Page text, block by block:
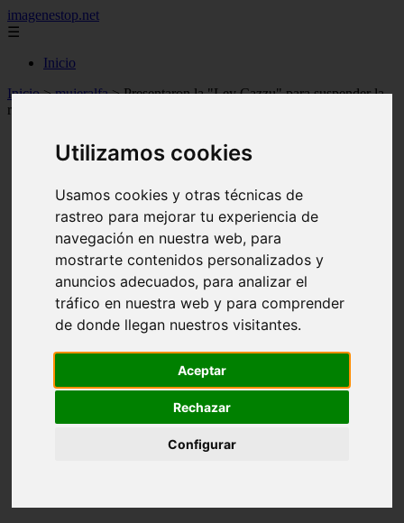
Utilizamos cookies
Usamos cookies y otras técnicas de
rastreo para mejorar tu experiencia de
navegación en nuestra web, para
mostrarte contenidos personalizados y
anuncios adecuados, para analizar el
tráfico en nuestra web y para comprender
de donde llegan nuestros visitantes.
Aceptar
Rechazar
Configurar
imagenestop.net
☰
Inicio
Inicio > mujeralfa >Presentaron la "Ley Cazzu" para suspender la
responsabilidad parental en casos de incumplimiento